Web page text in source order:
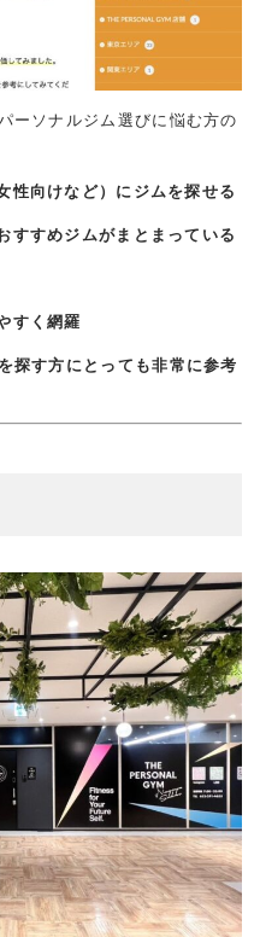
ーソナルジム選びに悩む方の
性向けなど）にジムを探せる
すすめジムがまとまっている
すく網羅
探す方にとっても非常に参考